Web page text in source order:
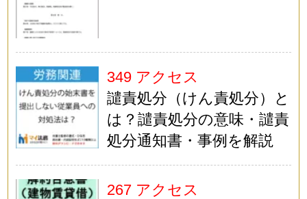
349 アクセス
譴責処分（けん責処分）と
は？譴責処分の意味・譴責
処分通知書・事例を解説
267 アクセス